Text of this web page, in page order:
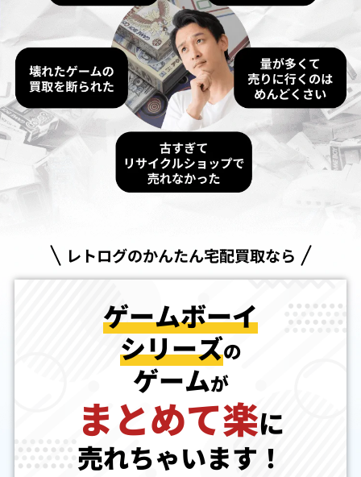
レトログのかんたん宅配買取なら
ゲームボーイ
シリーズの
ゲームが
まとめて楽に
売れちゃいます！